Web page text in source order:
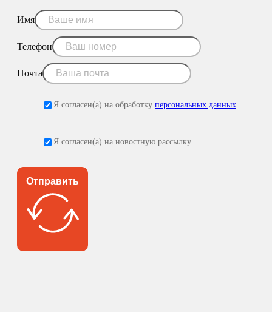
Имя
Телефон
Почта
Я согласен(а) на обработку персональных данных
Я согласен(а) на новостную рассылку
Отправить